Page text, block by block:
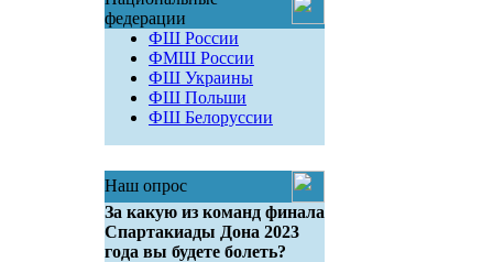
федерации
ФШ России
ФМШ России
ФШ Украины
ФШ Польши
ФШ Белоруссии
Наш опрос
За какую из команд финала
Спартакиады Дона 2023
года вы будете болеть?